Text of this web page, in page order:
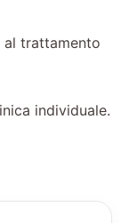
al trattamento
individuale.